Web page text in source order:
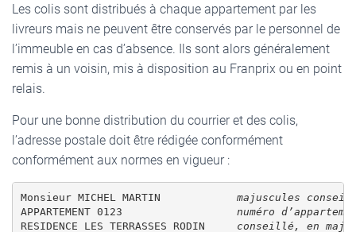
Les colis sont distribués à chaque appartement par les
livreurs mais ne peuvent être conservés par le personnel de
l’immeuble en cas d’absence. Ils sont alors généralement
remis à un voisin, mis à disposition au Franprix ou en point
relais.
Pour une bonne distribution du courrier et des colis,
l’adresse postale doit être rédigée conformément
conformément aux normes en vigueur :
Monsieur MICHEL MARTIN
APPARTEMENT 0123
RESIDENCE LES TERRASSES RODIN